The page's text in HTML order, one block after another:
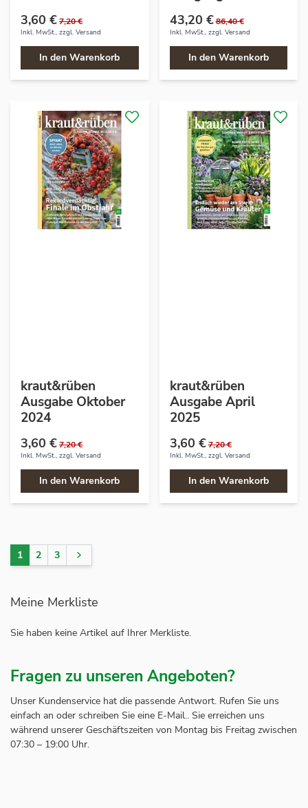
3,60 €7,20 €
Inkl. MwSt., zzgl. Versand
In den Warenkorb
43,20 €86,40 €
Inkl. MwSt., zzgl. Versand
In den Warenkorb
kraut&rüben
Ausgabe Oktober
2024
3,60 €7,20 €
Inkl. MwSt., zzgl. Versand
In den Warenkorb
kraut&rüben
Ausgabe April
2025
3,60 €7,20 €
Inkl. MwSt., zzgl. Versand
In den Warenkorb
Sie lesen gerade Seite
1 Seite
2 Seite
3 Seite
Meine Merkliste
Sie haben keine Artikel auf Ihrer Merkliste.
Fragen zu unseren Angeboten?
Unser Kundenservice hat die passende Antwort. Rufen Sie uns
einfach an oder schreiben Sie eine E-Mail.. Sie erreichen uns
während unserer Geschäftszeiten von Montag bis Freitag zwischen
07:30 – 19:00 Uhr.